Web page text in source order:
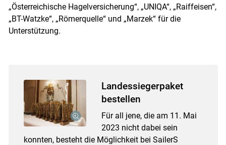
„Österreichische Hagelversicherung“, „UNIQA“, „Raiffeisen“,
„BT-Watzke“, „Römerquelle“ und „Marzek“ für die
Unterstützung.
Landessiegerpaket
bestellen
Für all jene, die am 11. Mai
2023 nicht dabei sein
konnten, besteht die Möglichkeit bei SailerS